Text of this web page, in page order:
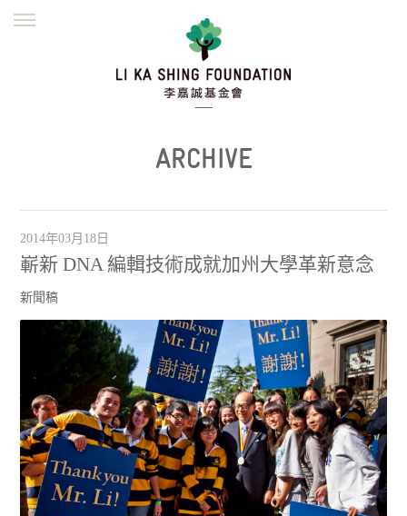
繁體
ARCHIVE
2014年03月18日
嶄新 DNA 編輯技術成就加州大學革新意念
新聞稿